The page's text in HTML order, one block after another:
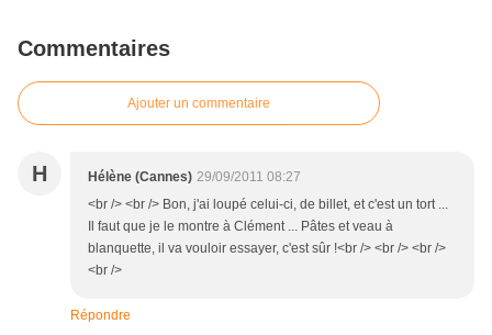
Commentaires
Ajouter un commentaire
H Hélène (Cannes) 29/09/2011 08:27
<br /> <br /> Bon, j'ai loupé celui-ci, de billet, et c'est un tort ...
Il faut que je le montre à Clément ... Pâtes et veau à
blanquette, il va vouloir essayer, c'est sûr !<br /> <br /> <br />
<br />
Répondre